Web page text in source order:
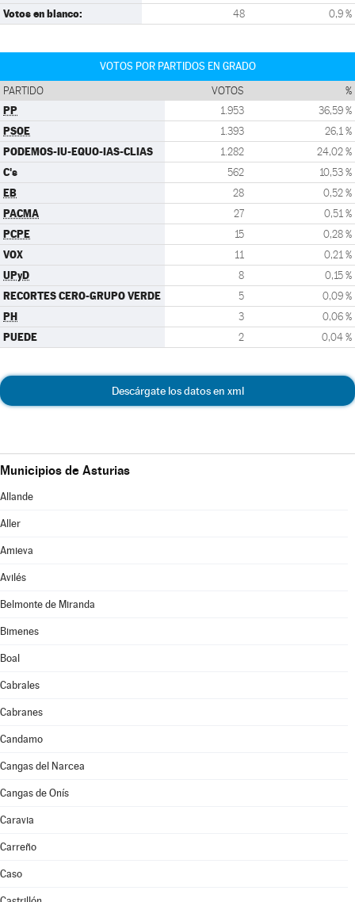
Votos en blanco: 48 0,9 %
VOTOS POR PARTIDOS EN GRADO
PARTIDO VOTOS %
PP 1.953 36,59 %
PSOE 1.393 26,1 %
PODEMOS-IU-EQUO-IAS-CLIAS 1.282 24,02 %
C's 562 10,53 %
EB 28 0,52 %
PACMA 27 0,51 %
PCPE 15 0,28 %
VOX 11 0,21 %
UPyD 8 0,15 %
RECORTES CERO-GRUPO VERDE 5 0,09 %
PH 3 0,06 %
PUEDE 2 0,04 %
Descárgate los datos en xml
Municipios de Asturias
Allande
Aller
Amieva
Avilés
Belmonte de Miranda
Bimenes
Boal
Cabrales
Cabranes
Candamo
Cangas del Narcea
Cangas de Onís
Caravia
Carreño
Caso